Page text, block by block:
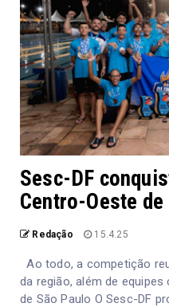
Sesc-DF
Centro-Oeste
Redação 15.4.25
Ao todo, a competição
da região, além de
de São Paulo O Sesc-DF